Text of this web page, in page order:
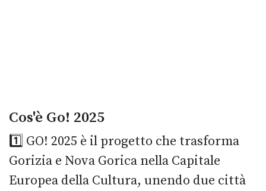
Cos'è Go! 2025
1️⃣ GO! 2025 è il progetto che trasforma
Gorizia e Nova Gorica nella Capitale
Europea della Cultura, unendo due città